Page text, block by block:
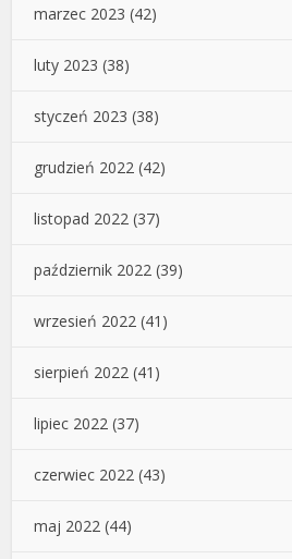
marzec 2023 (42)
luty 2023 (38)
styczeń 2023 (38)
grudzień 2022 (42)
listopad 2022 (37)
październik 2022 (39)
wrzesień 2022 (41)
sierpień 2022 (41)
lipiec 2022 (37)
czerwiec 2022 (43)
maj 2022 (44)